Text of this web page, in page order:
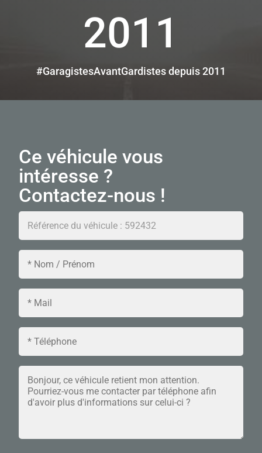
2011
#GaragistesAvantGardistes depuis 2011
Ce véhicule vous
intéresse ?
Contactez-nous !